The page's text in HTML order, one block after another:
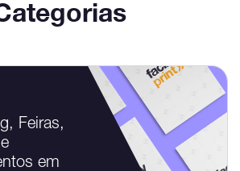
Feiras,
em